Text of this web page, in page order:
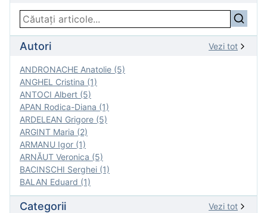
Autori Vezi tot
ANDRONACHE Anatolie (5)
ANGHEL Cristina (1)
ANTOCI Albert (5)
APAN Rodica-Diana (1)
ARDELEAN Grigore (5)
ARGINT Maria (2)
ARMANU Igor (1)
ARNĂUT Veronica (5)
BACINSCHI Serghei (1)
BALAN Eduard (1)
Categorii Vezi tot